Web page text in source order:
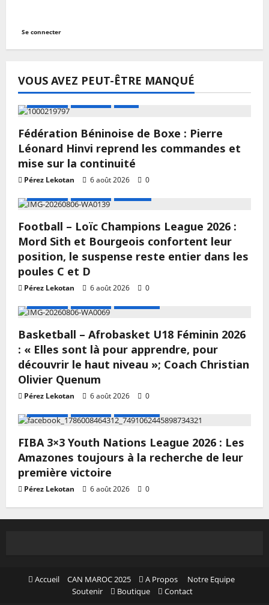
Se connecter
VOUS AVEZ PEUT-ÊTRE MANQUÉ
Fédération Béninoise de Boxe : Pierre
Léonard Hinvi reprend les commandes et
mise sur la continuité
Pérez Lekotan 6 août 2026
0
Football – Loïc Champions League 2026 :
Mord Sith et Bourgeois confortent leur
position, le suspense reste entier dans les
poules C et D
Pérez Lekotan 6 août 2026
0
Basketball – Afrobasket U18 Féminin 2026
: « Elles sont là pour apprendre, pour
découvrir le haut niveau »; Coach Christian
Olivier Quenum
Pérez Lekotan 6 août 2026
0
FIBA 3×3 Youth Nations League 2026 : Les
Amazones toujours à la recherche de leur
première victoire
Pérez Lekotan 6 août 2026 0
Accueil CAN MAROC 2025 A Propos
Notre Equipe
Soutenir
Boutique Contact